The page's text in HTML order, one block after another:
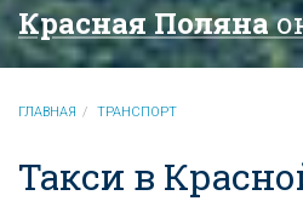
Красная Поляна
ГЛАВНАЯ ТРАНСПОРТ
Такси в